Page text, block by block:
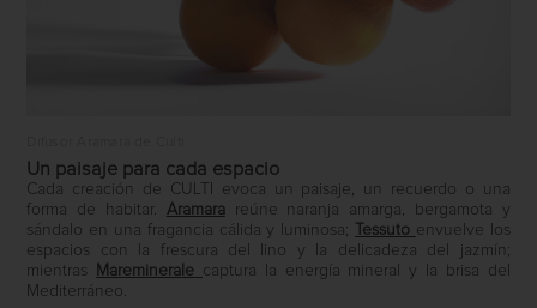
Un paisaje para cada espacio
Cada creación de CULTI evoca un paisaje, un recuerdo o una
forma de habitar. Aramara
reúne naranja amarga, bergamota y
sándalo en una fragancia cálida y luminosa; Tessuto envuelve los
espacios con la frescura del lino y la delicadeza del jazmín;
mientras
Mareminerale captura la energía mineral y la brisa del
Mediterráneo.